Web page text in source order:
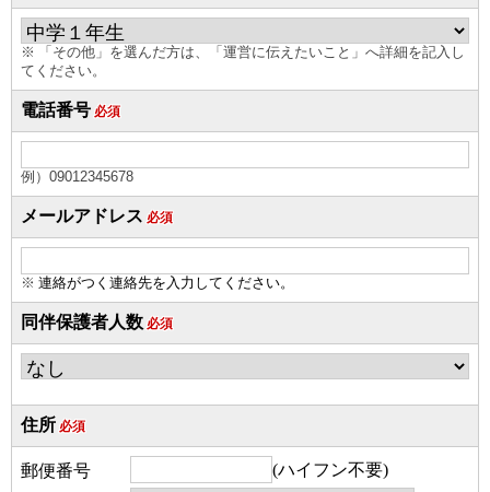
※ 「その他」を選んだ方は、「運営に伝えたいこと」へ詳細を記入し
てください。
電話番号 必須
例）09012345678
メールアドレス 必須
※ 連絡がつく連絡先を入力してください。
同伴保護者人数 必須
住所 必須
郵便番号
(ハイフン不要)